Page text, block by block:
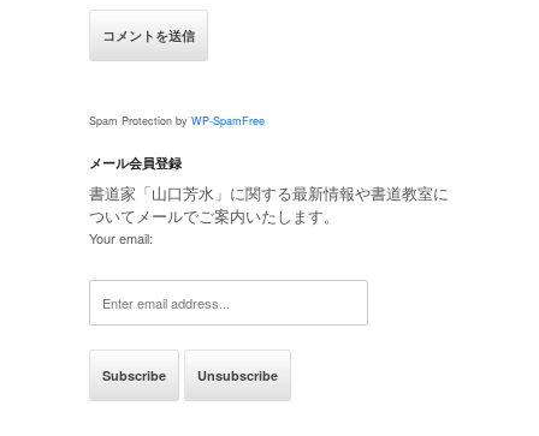
Spam Protection by WP-SpamFree
メール会員登録
書道家「山口芳水」に関する最新情報や書道教室に
ついてメールでご案内いたします。
Your email: